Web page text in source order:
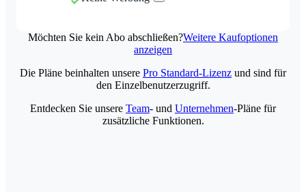
Möchten Sie kein Abo abschließen?Weitere Kaufoptionen
anzeigen
Die Pläne beinhalten unsere Pro Standard-Lizenz und sind für
den Einzelbenutzerzugriff.
Entdecken Sie unsere Team- und Unternehmen-Pläne für
zusätzliche Funktionen.